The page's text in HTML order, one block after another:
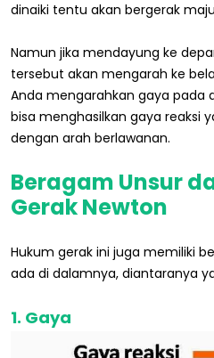
dinaiki tentu akan bergerak
Namun jika mendayung ke
tersebut akan mengarah ke
Anda mengarahkan gaya pada
bisa menghasilkan gaya reaksi
dengan arah berlawanan.
Beragam Unsur
Gerak Newton
Hukum gerak ini juga memiliki
ada di dalamnya, diantaranya
1. Gaya